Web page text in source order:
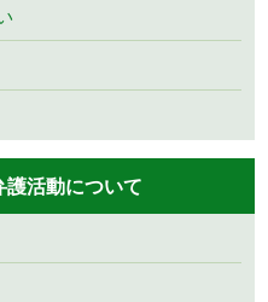
活動について